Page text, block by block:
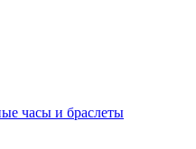
часы и браслеты